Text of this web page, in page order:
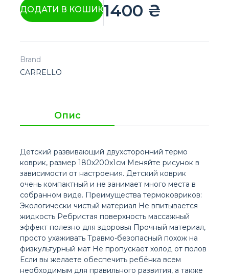
ДОДАТИ В КОШИК1400 ₴
Brand
CARRELLO
Опис
Детский развивающий двухсторонний термо
коврик, размер 180х200х1см Меняйте рисунок в
зависимости от настроения. Детский коврик
очень компактный и не занимает много места в
собранном виде. Преимущества термоковриков:
Экологически чистый материал Не впитывается
жидкость Ребристая поверхность массажный
эффект полезно для здоровья Прочный материал,
просто ухаживать Травмо-безопасный похож на
физкультурный мат Не пропускает холод от полов
Если вы желаете обеспечить ребёнка всем
необходимым для правильного развития, а также